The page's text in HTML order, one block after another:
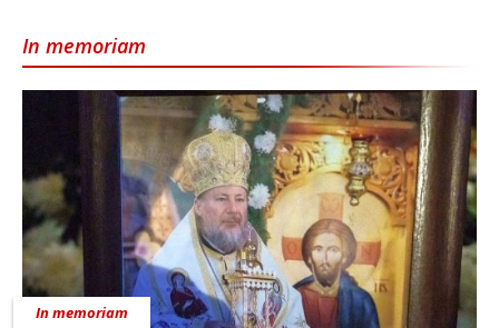
In memoriam
In memoriam